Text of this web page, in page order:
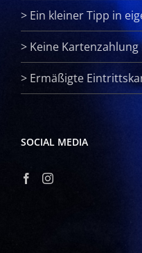
> Ein kleiner Tipp in
> Keine
> Ermäßigte
SOCIAL MEDIA